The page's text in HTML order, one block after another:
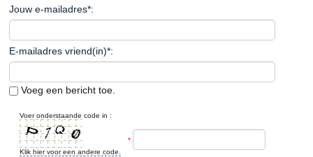
Jouw e-mailadres*:
E-mailadres vriend(in)*:
Voeg een bericht toe.
Voer onderstaande code in :
Klik hier voor een andere code.
*